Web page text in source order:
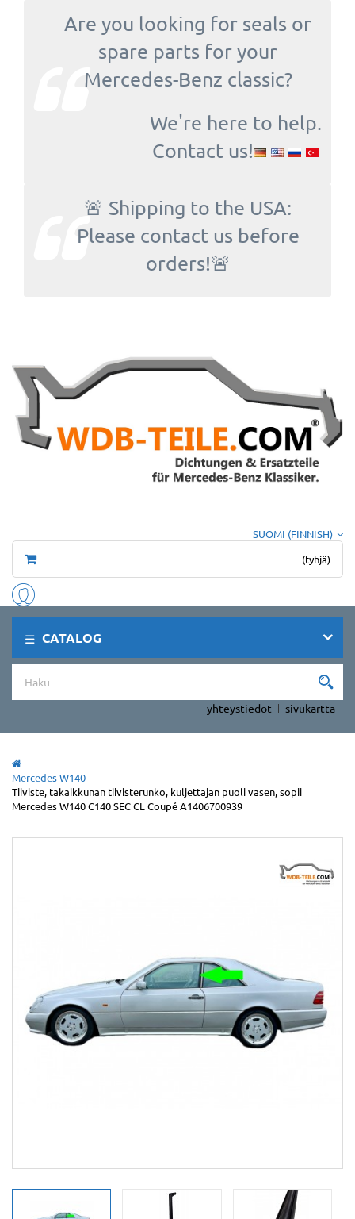
Are you looking for seals or
spare parts for your
Mercedes-Benz classic?
We're here to help.
Contact us!
🚨 Shipping to the USA:
Please contact us before
orders!🚨
SUOMI (FINNISH)
(tyhjä)
CATALOG
yhteystiedot sivukartta
Mercedes W140
Tiiviste, takaikkunan tiivisterunko, kuljettajan puoli vasen, sopii
Mercedes W140 C140 SEC CL Coupé A1406700939